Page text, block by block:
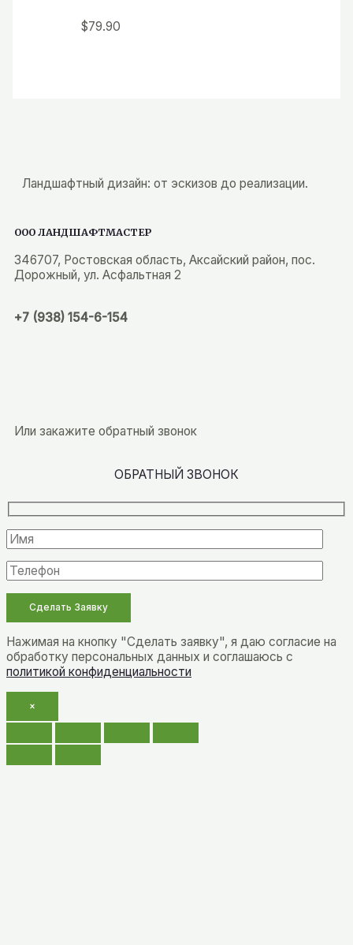
$79.90
Ландшафтный дизайн: от эскизов до реализации.
ООО ЛАНДШАФТМАСТЕР
346707, Ростовская область, Аксайский район, пос.
Дорожный, ул. Асфальтная 2
+7 (938) 154-6-154
Или закажите обратный звонок
ОБРАТНЫЙ ЗВОНОК
Нажимая на кнопку "Сделать заявку", я даю согласие на
обработку персональных данных и соглашаюсь c
политикой конфиденциальности
×